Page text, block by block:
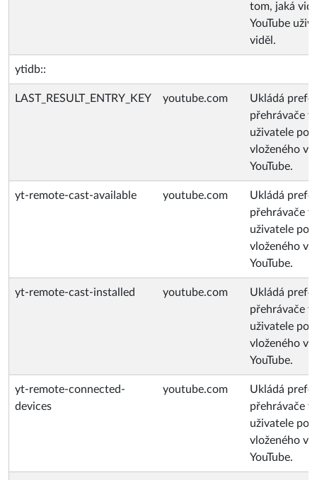
tom, jaká
YouTube
viděl.
ytidb::
LAST_RESULT_ENTRY_KEY youtube.com
Ukládá
přehrávače
uživatele
vloženého
YouTube.
yt-remote-cast-available youtube.com
Ukládá
přehrávače
uživatele
vloženého
YouTube.
yt-remote-cast-installed youtube.com
Ukládá
přehrávače
uživatele
vloženého
YouTube.
yt-remote-connected-
devices
youtube.com
Ukládá
přehrávače
uživatele
vloženého
YouTube.